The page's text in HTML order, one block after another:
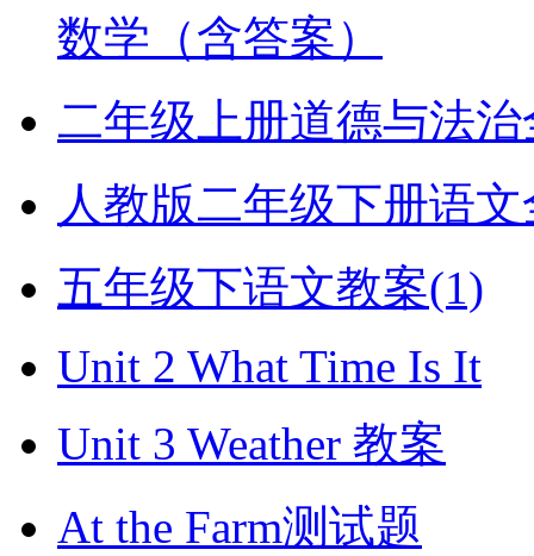
数学（含答案）
二年级上册道德与法
人教版二年级下册语
五年级下语文教案(1)
Unit 2 What Time Is It
Unit 3 Weather 教案
At the Farm测试题